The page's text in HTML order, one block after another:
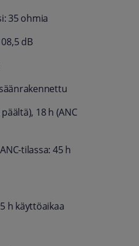
35 ohmia
dB
18 h (ANC
tilassa: 45 h
h käyttöaikaa